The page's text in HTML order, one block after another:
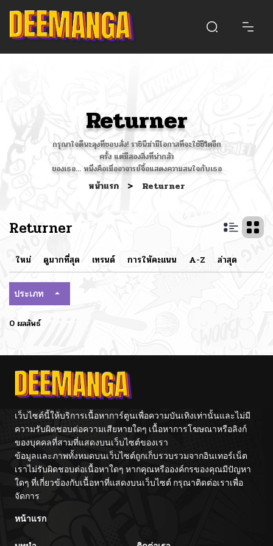
Returner
กรุณาใจดีนะลุงที่ชอบสั่ง! ราชินีฆ่ามีโอกาสที่จะใช้ชีวิตอีก
ครั้ง แต่มีสองสิ่งที่น่ากลัว
ของเธอ... หนึ่งคือเมื่ออาจารย์จื้อแสดงความสนใจกับเธอ
หน้าแรก > Returner
Returner
ใหม่ ดูมากที่สุด เทรนด์ การให้คะแนน A-Z ล่าสุด
ประเภท
0 ผลลัพธ์
เว็บไซต์นี้ให้บริการเนื้อหาการ์ตูนเพื่อความบันเทิงเท่านั้นและไม่มี
ความรับผิดชอบต่อความเสียหายใดๆ เนื้อหาการโฆษณาหรือลิงก์
ของบุคคลที่สามที่แสดงบนเว็บไซต์ของเรา
ข้อมูลและภาพทั้งหมดบนเว็บไซต์ถูกเก็บรวบรวมจากอินเทอร์เน็ต
เราไม่รับผิดชอบต่อเนื้อหาใดๆ หากคุณหรือองค์กรของคุณมีปัญหา
ใดๆ ที่เกี่ยวข้องกับเนื้อหาที่แสดงบนเว็บไซต์ กรุณาติดต่อเราเพื่อ
จัดการ
หน้าแรก